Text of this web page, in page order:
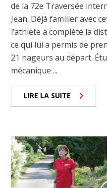
de la 72e Traversée
Jean. Déjà familier avec
l’athlète a complété la
ce qui lui a permis de
21 nageurs au départ.
mécanique ...
LIRE LA SUITE